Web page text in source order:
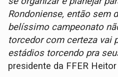
Rondoniense, então sem
belíssimo campeonato
torcedor com certeza vai
estádios torcendo pra
presidente da FFER